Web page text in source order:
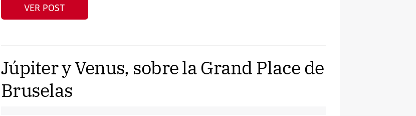
VER POST
Júpiter y Venus, sobre la Grand Place de
Bruselas